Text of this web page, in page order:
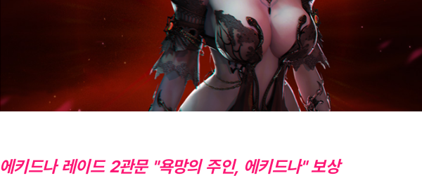
에키드나 레이드 2관문 "욕망의 주인, 에키드나" 보상